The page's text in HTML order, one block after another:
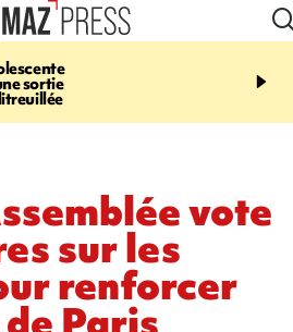
sortie
20:44
rouée de coups,
vote
sur les
renforcer